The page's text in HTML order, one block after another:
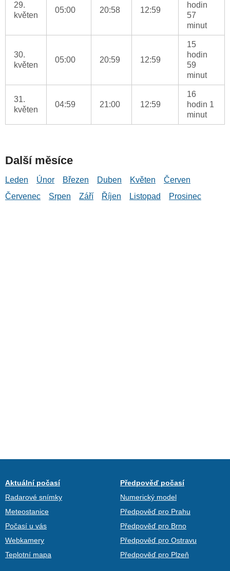
29.
květen
05:00 20:58 12:59
hodin
57
minut
30.
květen
05:00 20:59 12:59
15
hodin
59
minut
31.
květen
04:59 21:00 12:59
16
hodin 1
minut
Další měsíce
Leden Únor Březen Duben Květen
Červen
Červenec
Srpen Září Říjen Listopad Prosinec
Aktuální počasí
Radarové snímky
Meteostanice
Počasí u vás
Webkamery
Teplotní mapa
Předpověď počasí
Numerický model
Předpověď pro Prahu
Předpověď pro Brno
Předpověď pro Ostravu
Předpověď pro Plzeň